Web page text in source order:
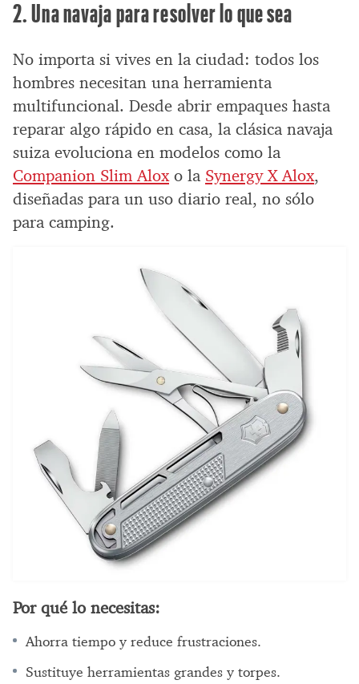
2. Una navaja para resolver lo que sea
No importa si vives en la ciudad: todos los
hombres necesitan una herramienta
multifuncional. Desde abrir empaques hasta
reparar algo rápido en casa, la clásica navaja
suiza evoluciona en modelos como la
Companion Slim Aloxo la Synergy X Alox,
diseñadas para un uso diario real, no sólo
para camping.
Por qué lo necesitas:
Ahorra tiempo y reduce frustraciones.
Sustituye herramientas grandes y torpes.